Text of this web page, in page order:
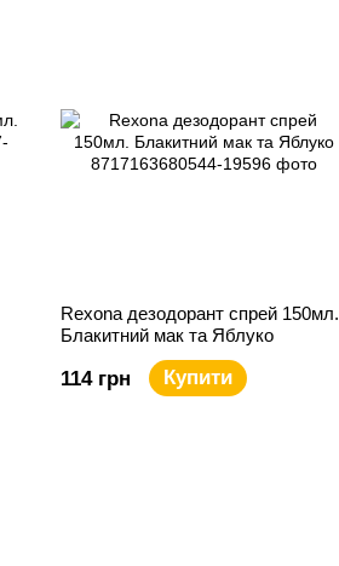
Rexona дезодорант спрей 150мл.
Блакитний мак та Яблуко
114 грн Купити